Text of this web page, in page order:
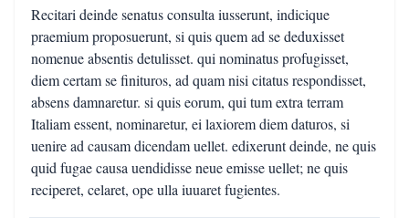
Recitari deinde senatus consulta iusserunt, indicique
praemium proposuerunt, si quis quem ad se deduxisset
nomenue absentis detulisset. qui nominatus profugisset,
diem certam se finituros, ad quam nisi citatus respondisset,
absens damnaretur. si quis eorum, qui tum extra terram
Italiam essent, nominaretur, ei laxiorem diem daturos, si
uenire ad causam dicendam uellet. edixerunt deinde, ne quis
quid fugae causa uendidisse neue emisse uellet; ne quis
reciperet, celaret, ope ulla iuuaret fugientes.